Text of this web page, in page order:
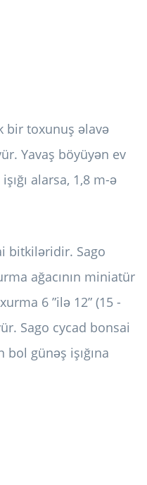
bir toxunuş əlavə
Yavaş böyüyən ev
alarsa, 1,8 m-ə
bitkiləridir. Sago
ağacının miniatür
6 ”ilə 12” (15 -
Sago cycad bonsai
günəş işığına